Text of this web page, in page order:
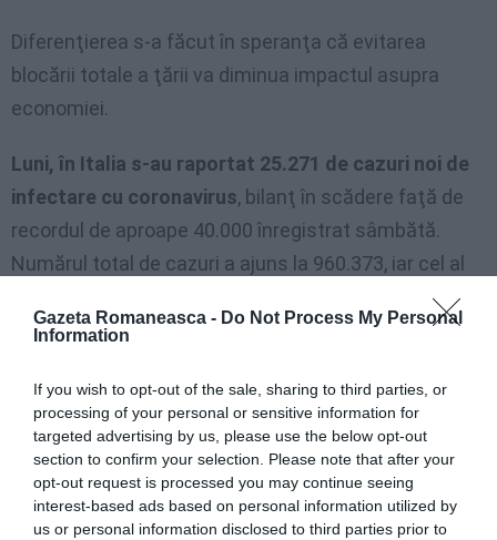
Gazeta Romaneasca - Do Not Process My Personal
Information
If you wish to opt-out of the sale, sharing to third parties, or
processing of your personal or sensitive information for
targeted advertising by us, please use the below opt-out
section to confirm your selection. Please note that after your
opt-out request is processed you may continue seeing
interest-based ads based on personal information utilized by
us or personal information disclosed to third parties prior to
Diferenţierea s-a făcut în speranţa că evitarea
blocării totale a ţării va diminua impactul asupra
economiei.
Luni, în Italia s-au raportat 25.271 de cazuri noi de
infectare cu coronavirus, bilanţ în scădere faţă de
recordul de aproape 40.000 înregistrat sâmbătă.
Numărul total de cazuri a ajuns la 960.373, iar cel al